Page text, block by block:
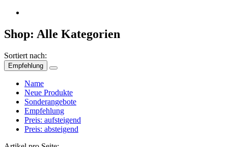
Shop: Alle Kategorien
Sortiert nach:
Empfehlung
Name
Neue Produkte
Sonderangebote
Empfehlung
Preis: aufsteigend
Preis: absteigend